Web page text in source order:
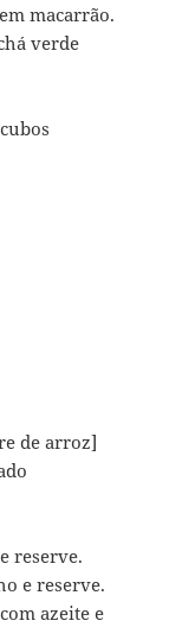
macarrão.
verde
de arroz]
reserve.
e reserve.
azeite e